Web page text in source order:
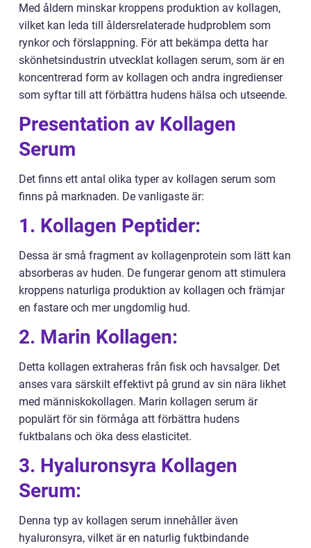
Med åldern minskar kroppens produktion av kollagen,
vilket kan leda till åldersrelaterade hudproblem som
rynkor och förslappning. För att bekämpa detta har
skönhetsindustrin utvecklat kollagen serum, som är en
koncentrerad form av kollagen och andra ingredienser
som syftar till att förbättra hudens hälsa och utseende.
Presentation av Kollagen
Serum
Det finns ett antal olika typer av kollagen serum som
finns på marknaden. De vanligaste är:
1. Kollagen Peptider:
Dessa är små fragment av kollagenprotein som lätt kan
absorberas av huden. De fungerar genom att stimulera
kroppens naturliga produktion av kollagen och främjar
en fastare och mer ungdomlig hud.
2. Marin Kollagen:
Detta kollagen extraheras från fisk och havsalger. Det
anses vara särskilt effektivt på grund av sin nära likhet
med människokollagen. Marin kollagen serum är
populärt för sin förmåga att förbättra hudens
fuktbalans och öka dess elasticitet.
3. Hyaluronsyra Kollagen
Serum:
Denna typ av kollagen serum innehåller även
hyaluronsyra, vilket är en naturlig fuktbindande